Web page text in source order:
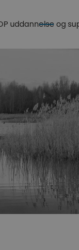
uddannelse og